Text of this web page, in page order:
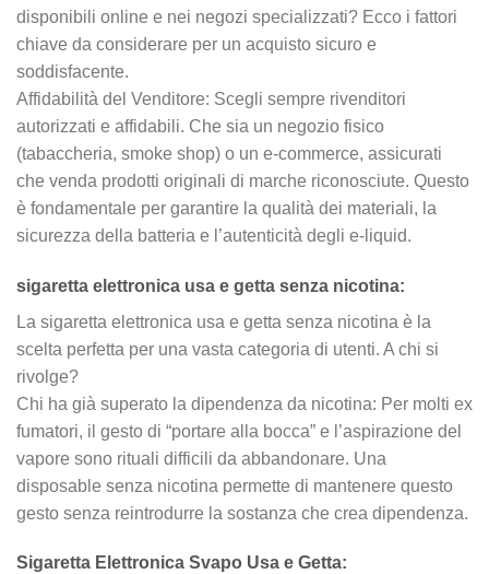
disponibili online e nei negozi specializzati? Ecco i fattori
chiave da considerare per un acquisto sicuro e
soddisfacente.
Affidabilità del Venditore: Scegli sempre rivenditori
autorizzati e affidabili. Che sia un negozio fisico
(tabaccheria, smoke shop) o un e-commerce, assicurati
che venda prodotti originali di marche riconosciute. Questo
è fondamentale per garantire la qualità dei materiali, la
sicurezza della batteria e l’autenticità degli e-liquid.
sigaretta elettronica usa e getta senza nicotina:
La sigaretta elettronica usa e getta senza nicotina è la
scelta perfetta per una vasta categoria di utenti. A chi si
rivolge?
Chi ha già superato la dipendenza da nicotina: Per molti ex
fumatori, il gesto di “portare alla bocca” e l’aspirazione del
vapore sono rituali difficili da abbandonare. Una
disposable senza nicotina permette di mantenere questo
gesto senza reintrodurre la sostanza che crea dipendenza.
Sigaretta Elettronica Svapo Usa e Getta: